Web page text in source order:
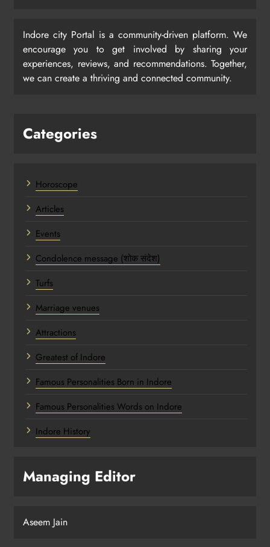
Indore city Portal is a community-driven platform. We
encourage you to get involved by sharing your
experiences, reviews, and recommendations. Together,
we can create a thriving and connected community.
Categories
Horoscope
Articles
Events
Condolence message (शोक संदेश)
Turfs
Marriage venues
Attractions
Greatest of Indore
Famous Personalities Born in Indore
Famous Personalities Words on Indore
Indore History
Managing Editor
Aseem Jain